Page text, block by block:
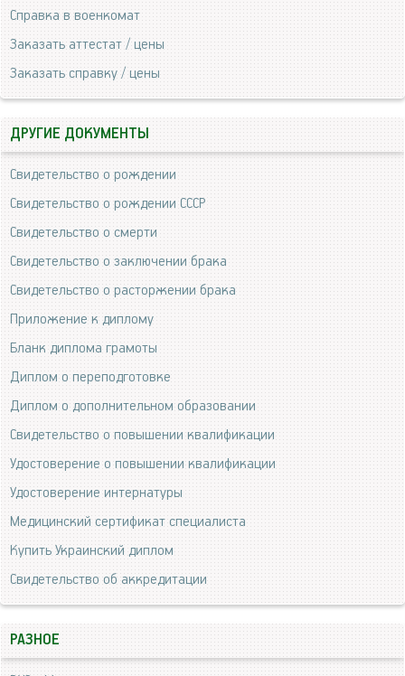
Справка в военкомат
Заказать аттестат / цены
Заказать справку / цены
ДРУГИЕ ДОКУМЕНТЫ
Свидетельство о рождении
Свидетельство о рождении СССР
Свидетельство о смерти
Свидетельство о заключении брака
Свидетельство о расторжении брака
Приложение к диплому
Бланк диплома грамоты
Диплом о переподготовке
Диплом о дополнительном образовании
Свидетельство о повышении квалификации
Удостоверение о повышении квалификации
Удостоверение интернатуры
Медицинский сертификат специалиста
Купить Украинский диплом
Свидетельство об аккредитации
РАЗНОЕ